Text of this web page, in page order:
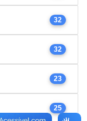
32
32
23
25